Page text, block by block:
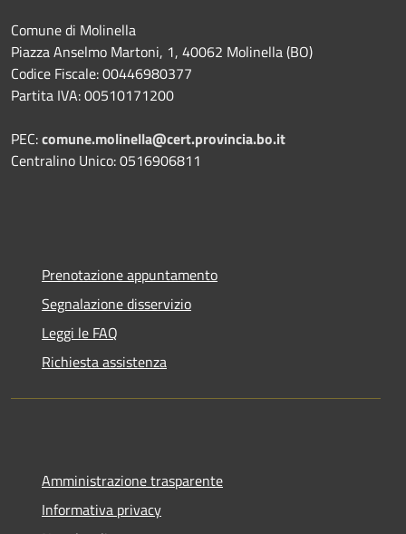
Comune di Molinella
Piazza Anselmo Martoni, 1, 40062 Molinella (BO)
Codice Fiscale: 00446980377
Partita IVA: 00510171200
PEC:comune.molinella@cert.provincia.bo.it
Centralino Unico: 0516906811
Prenotazione appuntamento
Segnalazione disservizio
Leggi le FAQ
Richiesta assistenza
Amministrazione trasparente
Informativa privacy